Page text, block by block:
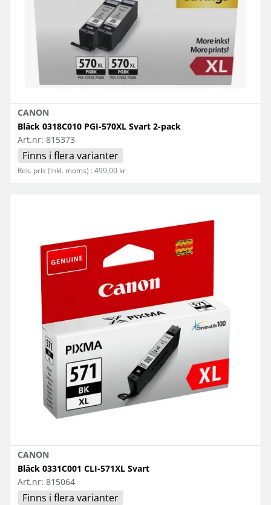
CANON
Bläck 0318C010 PGI-570XL Svart 2-pack
Art.nr: 815373
Finns i flera varianter
Rek. pris (inkl. moms) : 499,00 kr
CANON
Bläck 0331C001 CLI-571XL Svart
Art.nr: 815064
Finns i flera varianter